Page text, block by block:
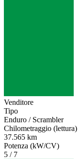
Venditore
Tipo
Enduro / Scrambler
Chilometraggio (lettura)
37.565 km
Potenza (kW/CV)
5 / 7